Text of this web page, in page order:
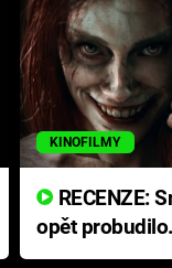
KINOFILMY
opět
přichází s